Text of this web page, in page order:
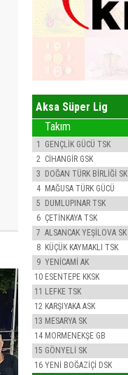
Aksa Süper Lig
Takım
1 GENÇLİK GÜCÜ TSK
2 CİHANGİR GSK
3 DOĞAN TÜRK BİRLİĞİ SK
4 MAĞUSA TÜRK GÜCÜ
5 DUMLUPINAR TSK
6 ÇETİNKAYA TSK
7 ALSANCAK YEŞİLOVA SK
8 KÜÇÜK KAYMAKLI TSK
9 YENİCAMİ AK
10 ESENTEPE KKSK
11 LEFKE TSK
12 KARŞIYAKA ASK
13 MESARYA SK
14 MORMENEKŞE GB
15 GÖNYELİ SK
16 YENİ BOĞAZİÇİ DSK